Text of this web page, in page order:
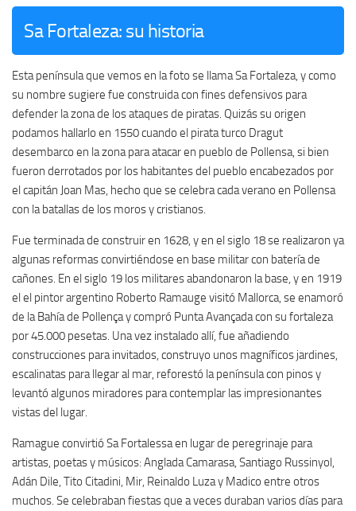
Sa Fortaleza: su historia
Esta península que vemos en la foto se llama Sa Fortaleza, y como
su nombre sugiere fue construida con fines defensivos para
defender la zona de los ataques de piratas. Quizás su origen
podamos hallarlo en 1550 cuando el pirata turco Dragut
desembarco en la zona para atacar en pueblo de Pollensa, si bien
fueron derrotados por los habitantes del pueblo encabezados por
el capitán Joan Mas, hecho que se celebra cada verano en Pollensa
con la batallas de los moros y cristianos.
Fue terminada de construir en 1628, y en el siglo 18 se realizaron ya
algunas reformas convirtiéndose en base militar con batería de
cañones. En el siglo 19 los militares abandonaron la base, y en 1919
el el pintor argentino Roberto Ramauge visitó Mallorca, se enamoró
de la Bahía de Pollença y compró Punta Avançada con su fortaleza
por 45.000 pesetas. Una vez instalado allí, fue añadiendo
construcciones para invitados, construyo unos magníficos jardines,
escalinatas para llegar al mar, reforestó la península con pinos y
levantó algunos miradores para contemplar las impresionantes
vistas del lugar.
Ramague convirtió Sa Fortalessa en lugar de peregrinaje para
artistas, poetas y músicos: Anglada Camarasa, Santiago Russinyol,
Adán Dile, Tito Citadini, Mir, Reinaldo Luza y Madico entre otros
muchos. Se celebraban fiestas que a veces duraban varios días para